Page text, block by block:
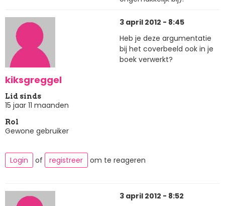
kiksgreggel
Lid sinds
15 jaar 11 maanden
Rol
Gewone gebruiker
3 april 2012 - 8:45
Heb je deze argumentatie
bij het coverbeeld ook in je
boek verwerkt?
Login of registreer om te reageren
3 april 2012 - 8:52